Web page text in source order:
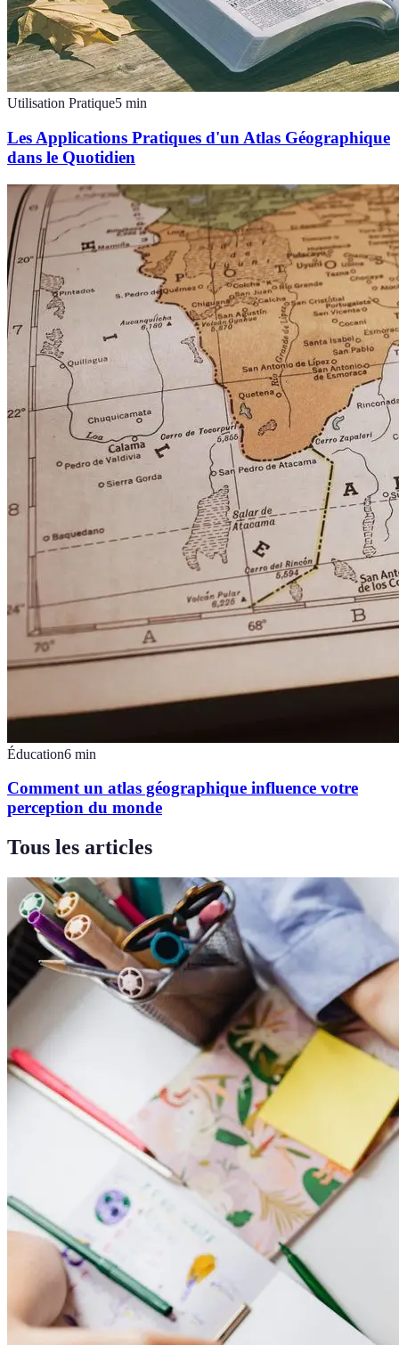
Utilisation Pratique5 min
Les Applications Pratiques d'un Atlas Géographique
dans le Quotidien
Éducation6 min
Comment un atlas géographique influence votre
perception du monde
Tous les articles